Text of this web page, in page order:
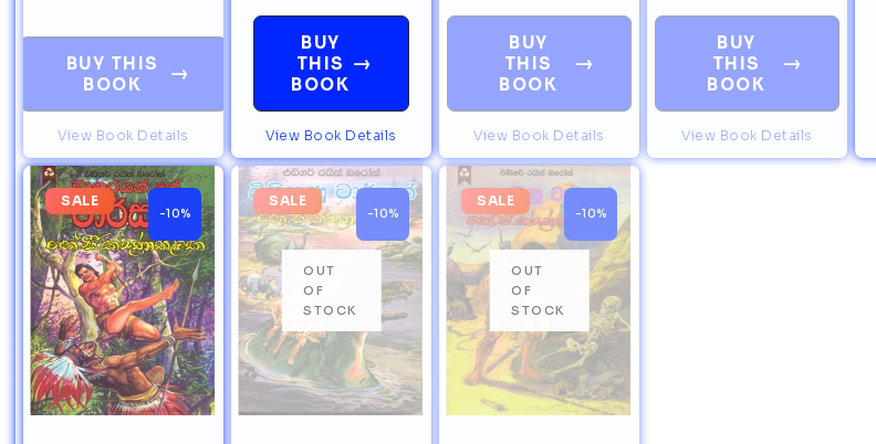
BUY THIS
BOOK
→
View Book Details
BUY
THIS
BOOK
→
View Book Details
BUY
THIS
BOOK
→
View Book Details
BUY
THIS
BOOK
→
View Book Details
SALE
-10%
SALE
-10%
SALE
-10%